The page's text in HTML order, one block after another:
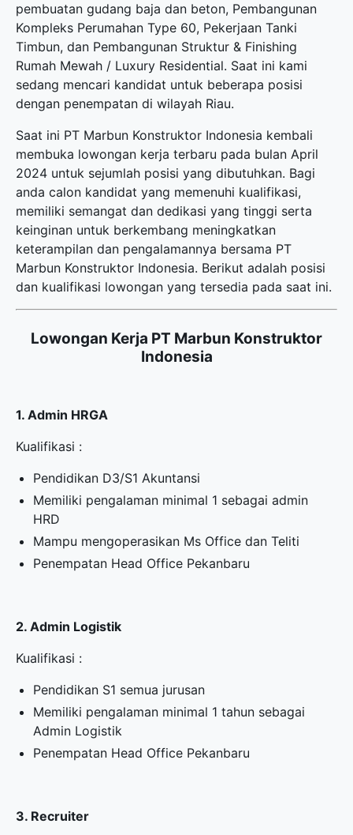
pembuatan gudang baja dan beton, Pembangunan
Kompleks Perumahan Type 60, Pekerjaan Tanki
Timbun, dan Pembangunan Struktur & Finishing
Rumah Mewah / Luxury Residential. Saat ini kami
sedang mencari kandidat untuk beberapa posisi
dengan penempatan di wilayah Riau.
Saat ini PT Marbun Konstruktor Indonesia kembali
membuka lowongan kerja terbaru pada bulan April
2024 untuk sejumlah posisi yang dibutuhkan. Bagi
anda calon kandidat yang memenuhi kualifikasi,
memiliki semangat dan dedikasi yang tinggi serta
keinginan untuk berkembang meningkatkan
keterampilan dan pengalamannya bersama PT
Marbun Konstruktor Indonesia. Berikut adalah posisi
dan kualifikasi lowongan yang tersedia pada saat ini.
Lowongan Kerja PT Marbun Konstruktor
Indonesia
1. Admin HRGA
Kualifikasi :
Pendidikan D3/S1 Akuntansi
Memiliki pengalaman minimal 1 sebagai admin
HRD
Mampu mengoperasikan Ms Office dan Teliti
Penempatan Head Office Pekanbaru
2. Admin Logistik
Kualifikasi :
Pendidikan S1 semua jurusan
Memiliki pengalaman minimal 1 tahun sebagai
Admin Logistik
Penempatan Head Office Pekanbaru
3. Recruiter